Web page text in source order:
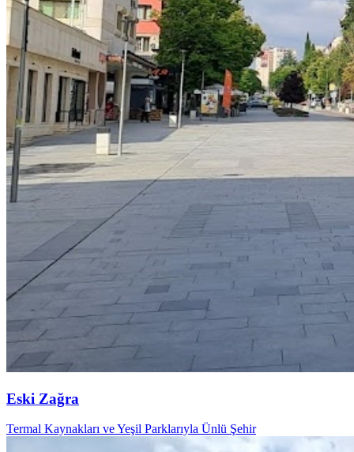
Eski Zağra
Termal Kaynakları ve Yeşil Parklarıyla Ünlü Şehir